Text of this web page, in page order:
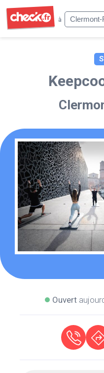
à
Clermont-
Ouvert